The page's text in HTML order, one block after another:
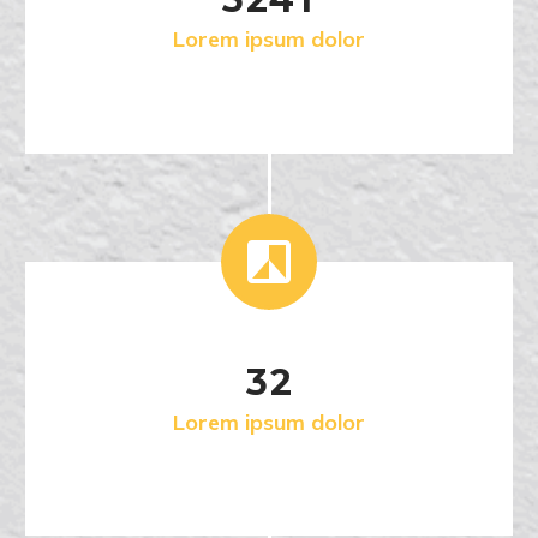
Lorem ipsum dolor


32
Lorem ipsum dolor